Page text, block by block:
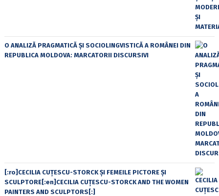
O ANALIZĂ PRAGMATICĂ ȘI SOCIOLINGVISTICĂ A ROMÂNEI DIN
REPUBLICA MOLDOVA: MARCATORII DISCURSIVI
[:ro]CECILIA CUŢESCU-STORCK ŞI FEMEILE PICTORE ŞI
SCULPTORE[:en]CECILIA CUŢESCU-STORCK AND THE WOMEN
PAINTERS AND SCULPTORS[:]